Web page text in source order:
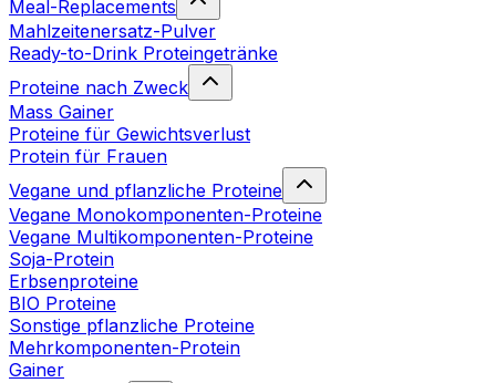
Meal-Replacements
Mahlzeitenersatz-Pulver
Ready-to-Drink Proteingetränke
Proteine nach Zweck
Mass Gainer
Proteine für Gewichtsverlust
Protein für Frauen
Vegane und pflanzliche Proteine
Vegane Monokomponenten-Proteine
Vegane Multikomponenten-Proteine
Soja-Protein
Erbsenproteine
BIO Proteine
Sonstige pflanzliche Proteine
Mehrkomponenten-Protein
Gainer